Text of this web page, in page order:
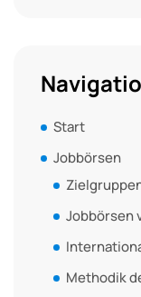
Start
Jobbörsen
Jobbörsen
Methodik